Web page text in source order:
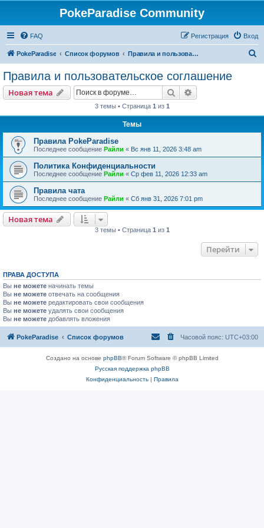
PokeParadise Community
FAQ Вход
Регистрация
PokeParadise Список форумов Правила и пользовательское соглашение
Правила и пользовательское соглашение
Новая тема Поиск
3 темы • Страница 1 из 1
Темы
Правила PokeParadise
Последнее сообщение Райли « Вс янв 11, 2026 3:48 am
Политика Конфиденциальности
Последнее сообщение Райли « Ср фев 11, 2026 12:33 am
Правила чата
Последнее сообщение Райли « Сб янв 31, 2026 7:01 pm
Новая тема
3 темы • Страница 1 из 1
Перейти
ПРАВА ДОСТУПА
Вы не можете начинать темы
Вы не можете отвечать на сообщения
Вы не можете редактировать свои сообщения
Вы не можете удалять свои сообщения
Вы не можете добавлять вложения
PokeParadise Список форумов Часовой пояс: UTC+03:00
Создано на основе phpBB® Forum Software © phpBB Limited
Русская поддержка phpBB
Конфиденциальность| Правила